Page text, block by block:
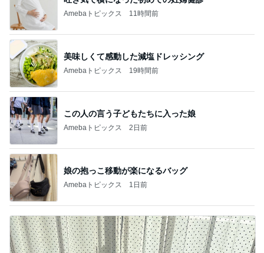
Amebaトピックス 11時間前
美味しくて感動した減塩ドレッシング
Amebaトピックス 19時間前
この人の言う子どもたちに入った娘
Amebaトピックス 2日前
娘の抱っこ移動が楽になるバッグ
Amebaトピックス 1日前